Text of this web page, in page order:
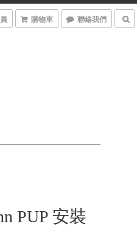
購物車 聯絡我們
PUP 安裝